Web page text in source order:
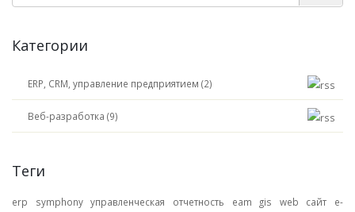
Категории
ERP, CRM, управление предприятием (2)
Веб-разработка (9)
Теги
erp symphony управленческая отчетность eam gis web сайт
e-